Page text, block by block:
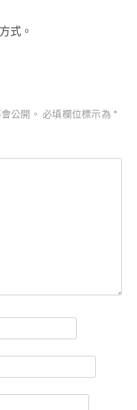
式。
公開。 必填欄位標示為 *